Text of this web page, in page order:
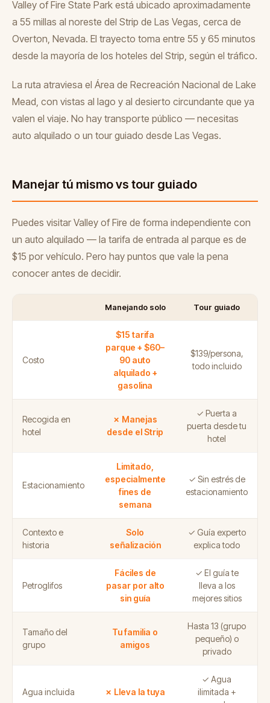
Valley of Fire State Park está ubicado aproximadamente
a 55 millas al noreste del Strip de Las Vegas, cerca de
Overton, Nevada. El trayecto toma entre 55 y 65 minutos
desde la mayoría de los hoteles del Strip, según el tráfico.
La ruta atraviesa el Área de Recreación Nacional de Lake
Mead, con vistas al lago y al desierto circundante que ya
valen el viaje. No hay transporte público — necesitas
auto alquilado o un tour guiado desde Las Vegas.
Manejar tú mismo vs tour guiado
Puedes visitar Valley of Fire de forma independiente con
un auto alquilado — la tarifa de entrada al parque es de
$15 por vehículo. Pero hay puntos que vale la pena
conocer antes de decidir.
Manejando solo Tour guiado
Costo
$15 tarifa
parque + $60–
90 auto
alquilado +
gasolina
$139/persona,
todo incluido
Recogida en
hotel
✗ Manejas
desde el Strip
✓ Puerta a
puerta desde tu
hotel
Estacionamiento
Limitado,
especialmente
fines de
semana
✓ Sin estrés de
estacionamiento
Contexto e
historia
Solo
señalización
✓ Guía experto
explica todo
Petroglifos
Fáciles de
pasar por alto
sin guía
✓ El guía te
lleva a los
mejores sitios
Tamaño del
grupo
Tu familia o
amigos
Hasta 13 (grupo
pequeño) o
privado
Agua incluida ✗ Lleva la tuya
✓ Agua
ilimitada +